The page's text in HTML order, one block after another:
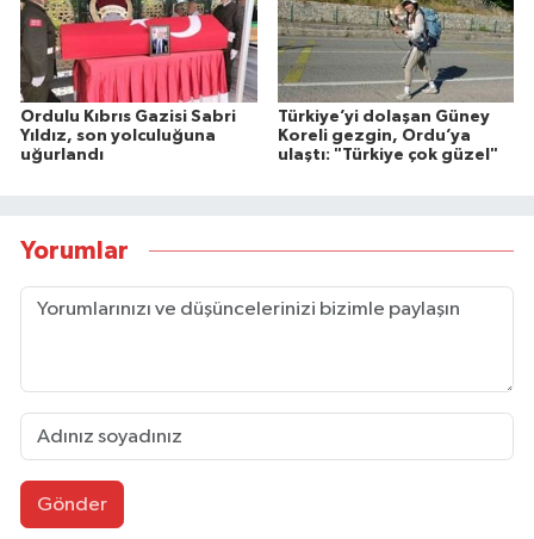
Ordulu Kıbrıs Gazisi Sabri
Yıldız, son yolculuğuna
uğurlandı
Türkiye’yi dolaşan Güney
Koreli gezgin, Ordu’ya
ulaştı: "Türkiye çok güzel"
Yorumlar
Gönder